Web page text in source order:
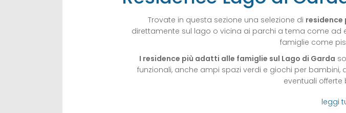
Trovate in questa sezione una selezione di residence
direttamente sul lago o vicina ai parchi a tema come ad
famiglie come
I residence più adatti alle famiglie sul Lago di Garda
funzionali, anche ampi spazi verdi e giochi per
eventuali
leggi